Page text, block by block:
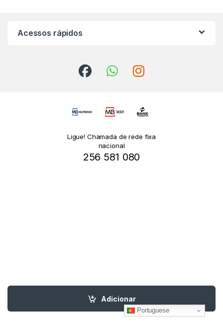
Adicionar
Acessos rápidos
Ligue! Chamada de rede fixa
nacional
256 581 080
Portuguese